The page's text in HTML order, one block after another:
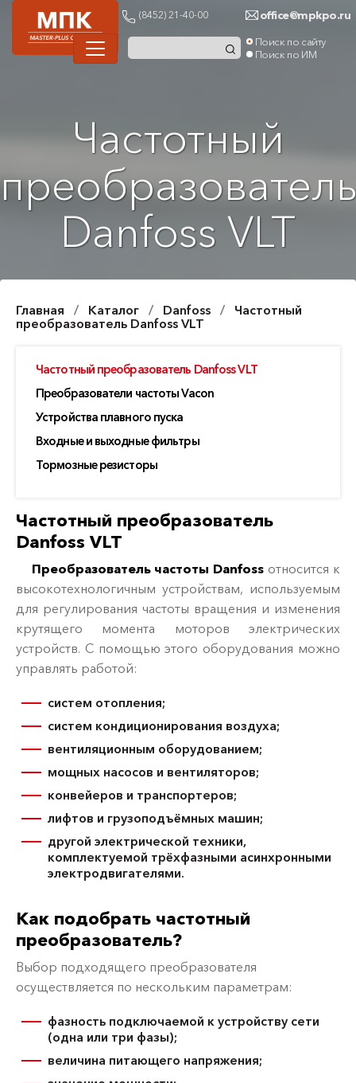
(8452) 21-40-00 office@mpkpo.ru
Поиск по сайту
Поиск по ИМ
Частотный
Danfoss VLT
Главная Каталог Danfoss
Частотный
преобразователь Danfoss VLT
Частотный преобразователь Danfoss VLT
Преобразователи частоты Vacon
Устройства плавного пуска
Входные и выходные фильтры
Тормозные резисторы
Частотный преобразователь
Danfoss VLT
Преобразователь частоты Danfoss относится к
высокотехнологичным устройствам, используемым
для регулирования частоты вращения и изменения
крутящего момента моторов электрических
устройств. С помощью этого оборудования можно
управлять работой:
систем отопления;
систем кондиционирования воздуха;
вентиляционным оборудованием;
мощных насосов и вентиляторов;
конвейеров и транспортеров;
лифтов и грузоподъёмных машин;
другой электрической техники,
комплектуемой трёхфазными асинхронными
электродвигателями.
Как подобрать частотный
преобразователь?
Выбор подходящего преобразователя
осуществляется по нескольким параметрам:
фазность подключаемой к устройству сети
(одна или три фазы);
величина питающего напряжения;